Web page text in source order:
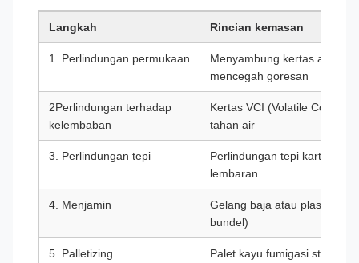
Langkah Rincian kemasan
1. Perlindungan permukaan
Menyambung kertas atau
mencegah goresan
2Perlindungan terhadap
kelembaban
Kertas VCI (Volatile
tahan air
3. Perlindungan tepi
Perlindungan tepi karton
lembaran
4. Menjamin
Gelang baja atau plastik
bundel)
5. Palletizing Palet kayu fumigasi standar